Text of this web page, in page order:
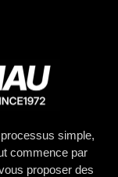
simple,
commence par
proposer des